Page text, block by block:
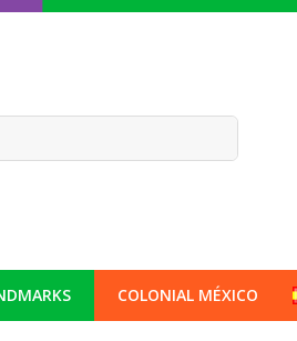
COLONIAL MÉXICO